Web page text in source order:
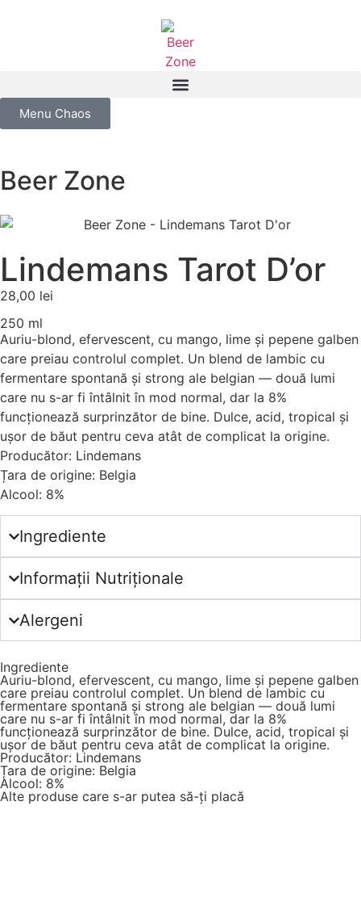
Menu Chaos
Beer Zone
Lindemans Tarot D’or
28,00 lei
250 ml
Auriu-blond, efervescent, cu mango, lime și pepene galben
care preiau controlul complet. Un blend de lambic cu
fermentare spontană și strong ale belgian — două lumi
care nu s-ar fi întâlnit în mod normal, dar la 8%
funcționează surprinzător de bine. Dulce, acid, tropical și
ușor de băut pentru ceva atât de complicat la origine.
Producător: Lindemans
Țara de origine: Belgia
Alcool: 8%
Ingrediente
Informații Nutriționale
Alergeni
Ingrediente
Auriu-blond, efervescent, cu mango, lime și pepene galben
care preiau controlul complet. Un blend de lambic cu
fermentare spontană și strong ale belgian — două lumi
care nu s-ar fi întâlnit în mod normal, dar la 8%
funcționează surprinzător de bine. Dulce, acid, tropical și
ușor de băut pentru ceva atât de complicat la origine.
Producător: Lindemans
Țara de origine: Belgia
Alcool: 8%
Alte produse care s-ar putea să-ți placă